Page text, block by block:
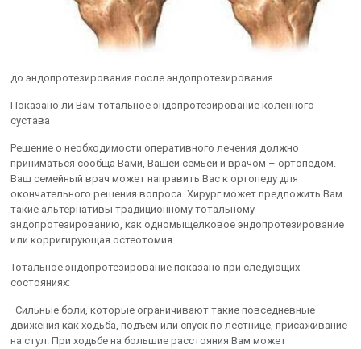
до эндопротезирования после эндопротезирования
Показано ли Вам тотальное эндопротезирование коленного
сустава
Решение о необходимости оперативного лечения должно
приниматься сообща Вами, Вашей семьей и врачом – ортопедом.
Ваш семейный врач может направить Вас к ортопеду для
окончательного решения вопроса. Хирург может предложить Вам
такие альтернативы традиционному тотальному
эндопротезированию, как одномыщелковое эндопротезирование
или корригирующая остеотомия.
Тотальное эндопротезирование показано при следующих
состояниях:
· Сильные боли, которые ограничивают такие повседневные
движения как ходьба, подъем или спуск по лестнице, присаживание
на стул. При ходьбе на большие расстояния Вам может